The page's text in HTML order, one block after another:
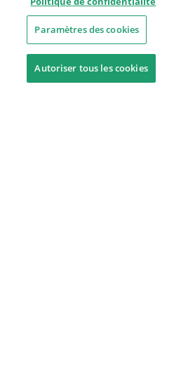
Paramètres des cookies
Autoriser tous les cookies